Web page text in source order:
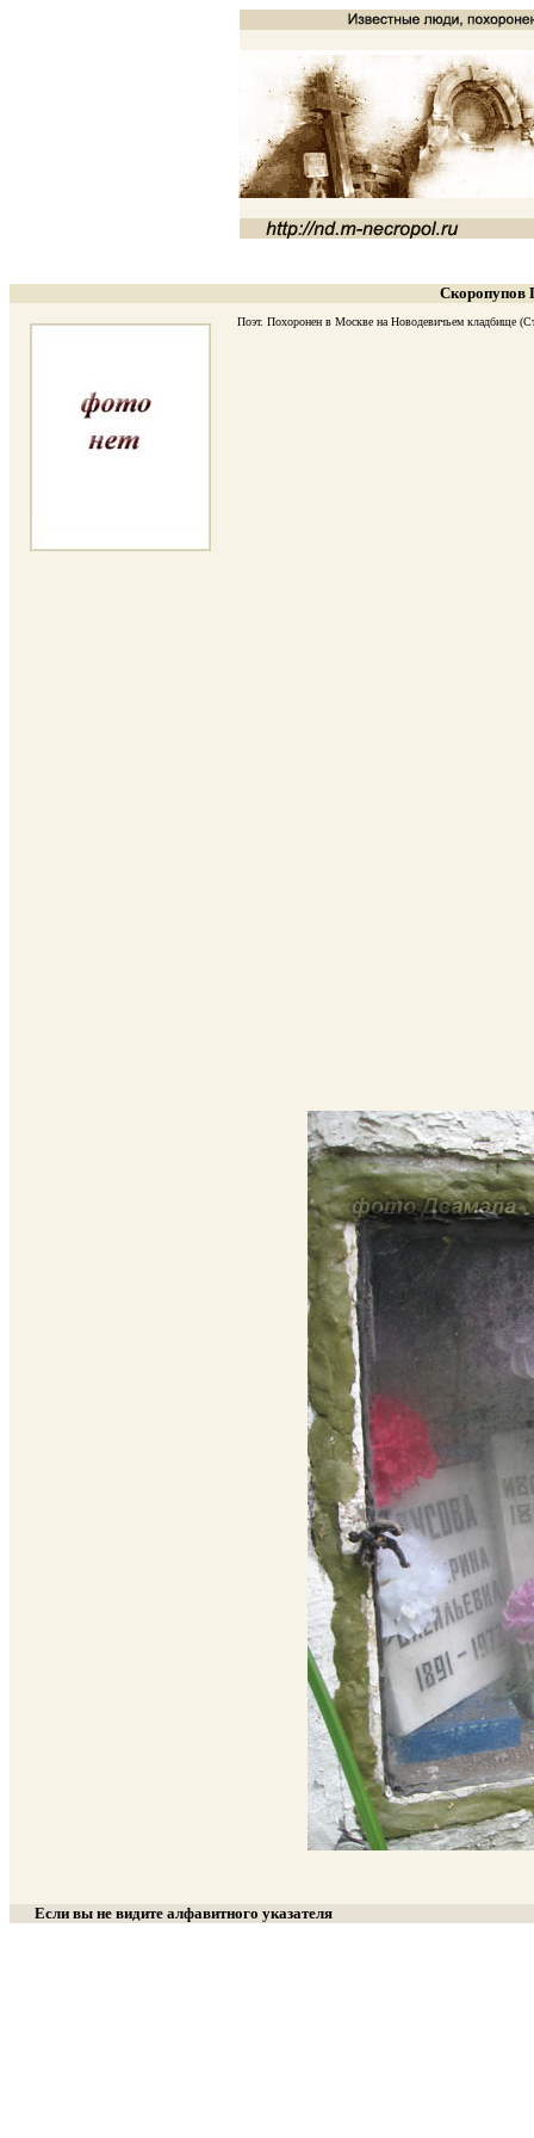
Скоропупов
Поэт. Похоронен в Москве на Новодевичьем кладбище
Если вы не видите алфавитного указателя